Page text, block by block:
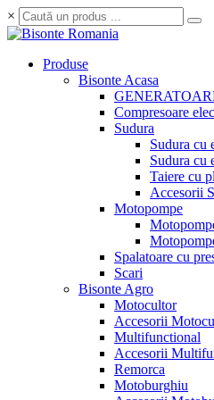
×
Produse
Bisonte Acasa
Compresoare
Sudura
Sudura cu
Sudura cu
Taiere cu
Accesorii
Motopompe
Spalatoare cu
Scari
Bisonte Agro
Motocultor
Accesorii
Multifunctional
Accesorii
Remorca
Motoburghiu